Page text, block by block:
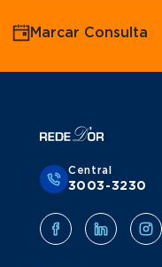
Marcar Consulta
Central
3003-3230